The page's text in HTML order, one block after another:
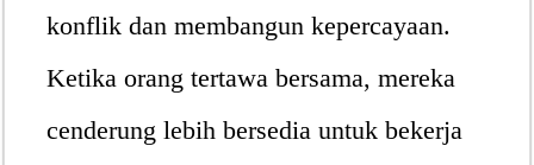
konflik dan membangun kepercayaan.
Ketika orang tertawa bersama, mereka
cenderung lebih bersedia untuk bekerja